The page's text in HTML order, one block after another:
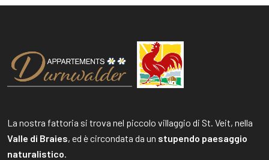
La nostra fattoria si trova nel piccolo villaggio di St. Veit, nella
Valle di Braies, ed è circondata da un stupendo paesaggio
naturalistico.